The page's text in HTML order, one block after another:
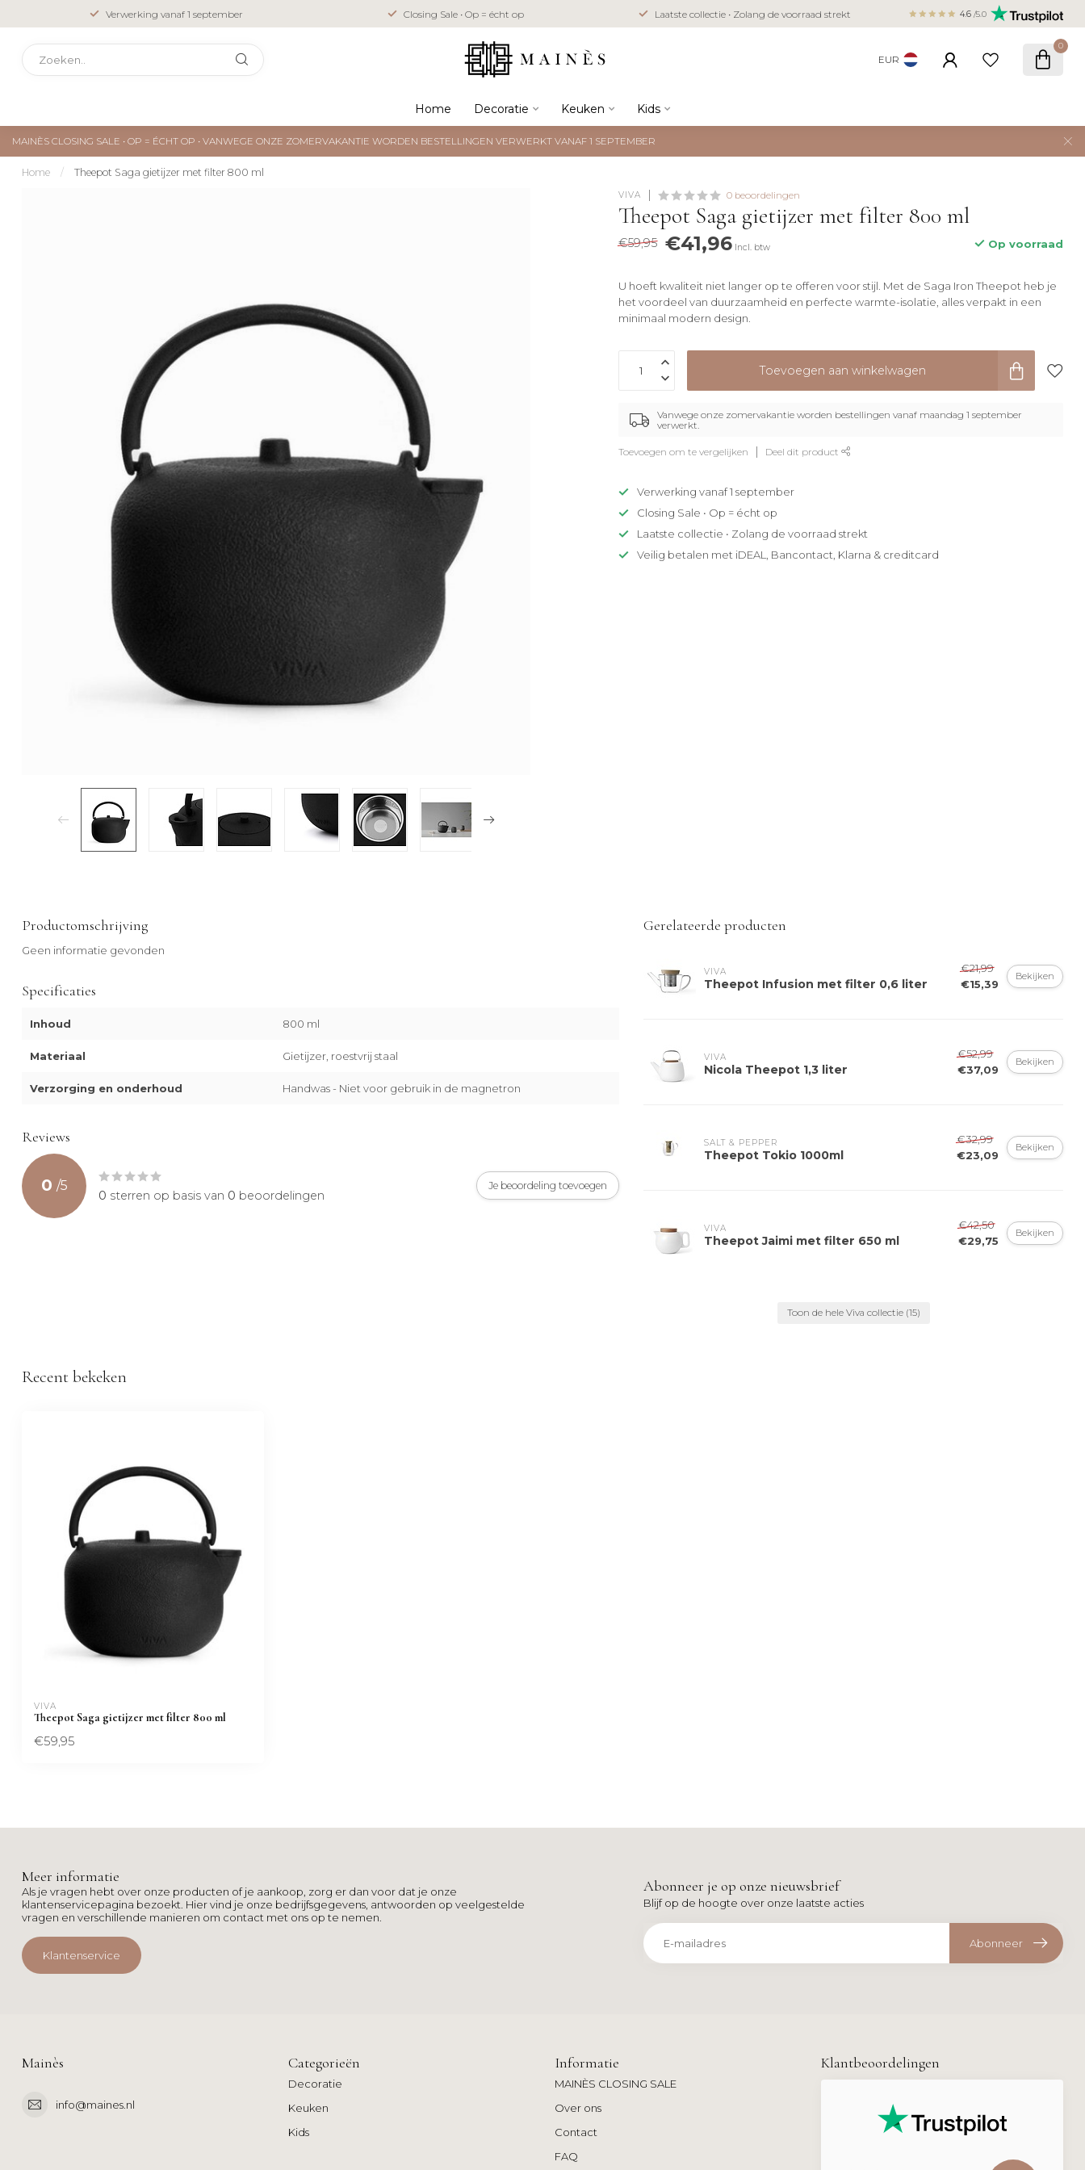
Verwerking vanaf 1 september Closing Sale • Op = écht op Laatste collectie • Zolang de voorraad strekt Veilig betalen met iDEAL, Bancontact,
creditcard 4.6 /5.0
EUR
0
Home Decoratie Keuken Kids
MAINÈS CLOSING SALE • OP = ÉCHT OP • VANWEGE ONZE ZOMERVAKANTIE WORDEN BESTELLINGEN VERWERKT VANAF 1 SEPTEMBER
Home / Theepot Saga gietijzer met filter 800 ml
VIVA 0 beoordelingen
Theepot Saga gietijzer met filter 800 ml
€59,95 €41,96 Incl. btw Op voorraad
U hoeft kwaliteit niet langer op te offeren voor stijl. Met de Saga Iron Theepot heb je
het voordeel van duurzaamheid en perfecte warmte-isolatie, alles verpakt in een
minimaal modern design.
Toevoegen aan winkelwagen
Vanwege onze zomervakantie worden bestellingen vanaf maandag 1 september
verwerkt.
Toevoegen om te vergelijken Deel dit product
Verwerking vanaf 1 september
Closing Sale • Op = écht op
Laatste collectie • Zolang de voorraad strekt
Veilig betalen met iDEAL, Bancontact, Klarna & creditcard
Productomschrijving
Geen informatie gevonden
Specificaties
Inhoud 800 ml
Materiaal Gietijzer, roestvrij staal
Verzorging en onderhoud Handwas - Niet voor gebruik in de magnetron
Reviews
0 /5
0 sterren op basis van 0 beoordelingen
Je beoordeling toevoegen
Gerelateerde producten
VIVA
Theepot Infusion met filter 0,6 liter
€21,99
€15,39
Bekijken
VIVA
Nicola Theepot 1,3 liter
€52,99
€37,09
Bekijken
SALT & PEPPER
Theepot Tokio 1000ml
€32,99
€23,09
Bekijken
VIVA
Theepot Jaimi met filter 650 ml
€42,50
€29,75
Bekijken
Toon de hele Viva collectie (15)
Recent bekeken
VIVA
Theepot Saga gietijzer met filter 800 ml
€59,95
Meer informatie
Als je vragen hebt over onze producten of je aankoop, zorg er dan voor dat je onze
klantenservicepagina bezoekt. Hier vind je onze bedrijfsgegevens, antwoorden op veelgestelde
vragen en verschillende manieren om contact met ons op te nemen.
Klantenservice
Abonneer je op onze nieuwsbrief
Blijf op de hoogte over onze laatste acties
Abonneer
Mainès
info@maines.nl
Categorieën
Decoratie
Keuken
Kids
Informatie
MAINÈS CLOSING SALE
Over ons
Contact
FAQ
Klantbeoordelingen